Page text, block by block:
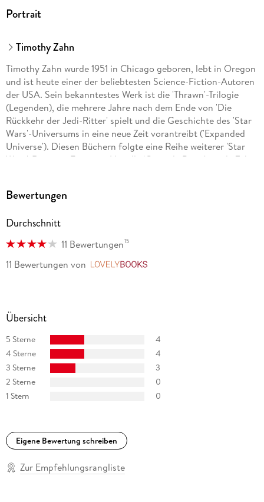
Portrait
Timothy Zahn
Timothy Zahn wurde 1951 in Chicago geboren, lebt in Oregon
und ist heute einer der beliebtesten Science-Fiction-Autoren
der USA. Sein bekanntestes Werk ist die 'Thrawn'-Trilogie
(Legenden), die mehrere Jahre nach dem Ende von 'Die
Rückkehr der Jedi-Ritter' spielt und die Geschichte des 'Star
Wars'-Universums in eine neue Zeit vorantreibt ('Expanded
Universe'). Diesen Büchern folgte eine Reihe weiterer 'Star
Wars'-Romane. Für seine Novelle 'Cascade Point' wurde Zahn
Bewertungen
Durchschnitt
11 Bewertungen15
11 Bewertungen von
Übersicht
5 Sterne
4
4 Sterne
4
3 Sterne
3
2 Sterne
0
1 Stern
0
Eigene Bewertung schreiben
Zur Empfehlungsrangliste